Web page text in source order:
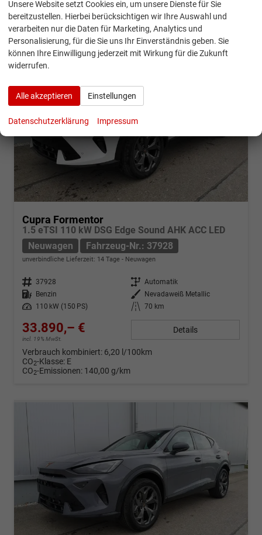
CO 2-Klasse: E
CO2-Emissionen:140,00 g/km
Cupra Formentor
1.5 eTSI 110 kW DSG Edge Sound AHK ACC LED
Neuwagen
Fahrzeug-Nr.: 37928
unverbindliche Lieferzeit: 14 Tage Neuwagen
Fahrzeug-Nr. 37928 Getriebe Automatik
Kraftstoff Benzin Außenfarbe
Nevadaweiß Metallic
Leistung
110 kW (150 PS) Kilometerstand 70 km
33.890,– €
incl. 19% MwSt.
Details
Verbrauch kombiniert: 6,20 l/100km
CO2-Klasse: E
CO2-Emissionen: 140,00 g/km
Unsere Website setzt Cookies ein, um unsere Dienste für Sie
bereitzustellen. Hierbei berücksichtigen wir Ihre Auswahl und
verarbeiten nur die Daten für Marketing, Analytics und
Personalisierung, für die Sie uns Ihr Einverständnis geben. Sie
können Ihre Einwilligung jederzeit mit Wirkung für die Zukunft
widerrufen.
Alle akzeptieren Einstellungen
Datenschutzerklärung Impressum